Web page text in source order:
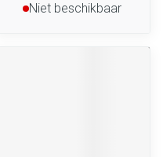
Niet beschikbaar